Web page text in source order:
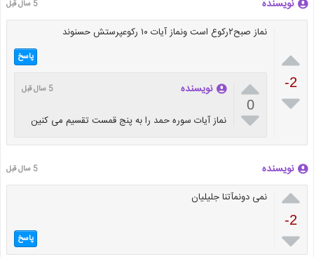
نویسنده 5 سال قبل

-2

نماز صبح۲رکوع است ونماز آیات ۱۰ رکوعپرستش حسنوند
پاسخ

0

نویسنده 5 سال قبل
نماز آیات سوره حمد را به پنج قمست تقسیم می کنین
نویسنده 5 سال قبل

-2

نمی دونمآتنا جلیلیان
پاسخ